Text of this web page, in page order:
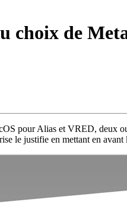
choix de
pour Alias et VRED, deux
le justifie en mettant en